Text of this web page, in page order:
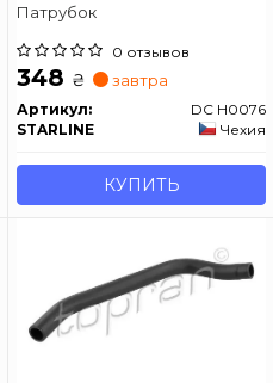
Патрубок
0 отзывов
348 ₴ завтра
Артикул:
DC H0076
STARLINE
Чехия
КУПИТЬ